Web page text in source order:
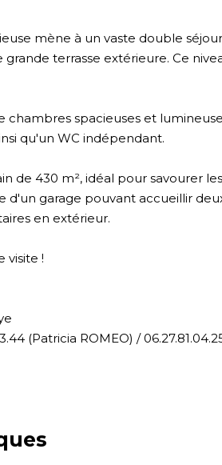
mène à un vaste double
terrasse extérieure. Ce
spacieuses et
qu'un WC indépendant.
de 430 m², idéal pour savourer
d'un garage pouvant accueillir
en extérieur.
visite !
(Patricia ROMEO) /